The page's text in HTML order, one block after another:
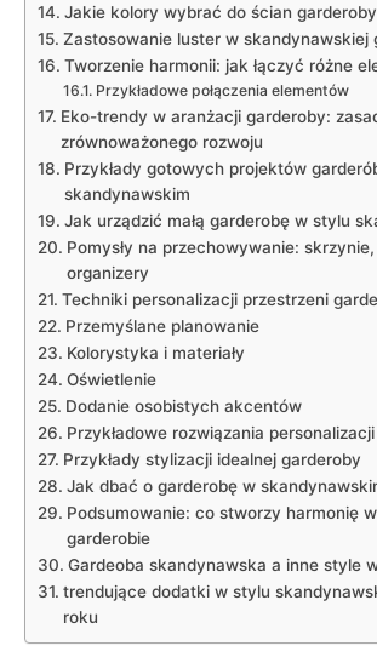
Jakie kolory wybrać do ścian
Zastosowanie luster w skandynawskiej
Tworzenie harmonii: jak łączyć różne
Przykładowe połączenia elementów
Eko-trendy w aranżacji garderoby:
zrównoważonego rozwoju
Przykłady gotowych projektów
skandynawskim
Jak urządzić małą garderobę w stylu
Pomysły na przechowywanie:
organizery
Techniki personalizacji przestrzeni
Przemyślane planowanie
Kolorystyka i materiały
Oświetlenie
Dodanie osobistych akcentów
Przykładowe rozwiązania personalizacji
Przykłady stylizacji idealnej garderoby
Jak dbać o garderobę w
Podsumowanie: co stworzy harmonię
garderobie
Gardeoba skandynawska a inne style
trendujące dodatki w stylu
roku